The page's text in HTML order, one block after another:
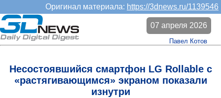
Оригинал материала: https://3dnews.ru/1139546
Несостоявшийся смартфон LG Rollable с
«растягивающимся» экраном показали
изнутри
07 апреля 2026
Павел Котов